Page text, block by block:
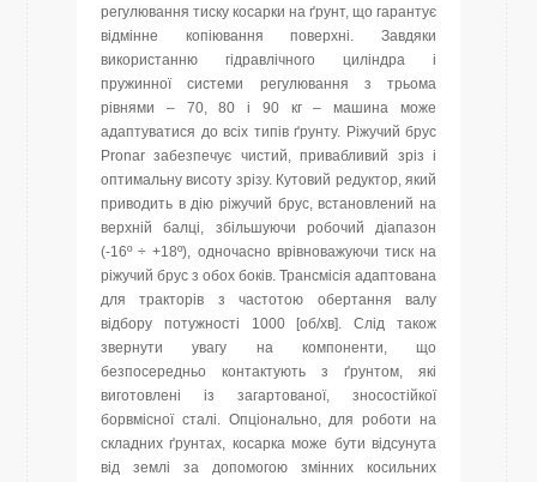
регулювання тиску косарки на ґрунт, що гарантує
відмінне копіювання поверхні. Завдяки
використанню гідравлічного циліндра і
пружинної системи регулювання з трьома
рівнями – 70, 80 і 90 кг – машина може
адаптуватися до всіх типів ґрунту. Ріжучий брус
Pronar забезпечує чистий, привабливий зріз і
оптимальну висоту зрізу. Кутовий редуктор, який
приводить в дію ріжучий брус, встановлений на
верхній балці, збільшуючи робочий діапазон
(-16º ÷ +18º), одночасно врівноважуючи тиск на
ріжучий брус з обох боків. Трансмісія адаптована
для тракторів з частотою обертання валу
відбору потужності 1000 [об/хв]. Слід також
звернути увагу на компоненти, що
безпосередньо контактують з ґрунтом, які
виготовлені із загартованої, зносостійкої
борвмісної сталі. Опціонально, для роботи на
складних ґрунтах, косарка може бути відсунута
від землі за допомогою змінних косильних